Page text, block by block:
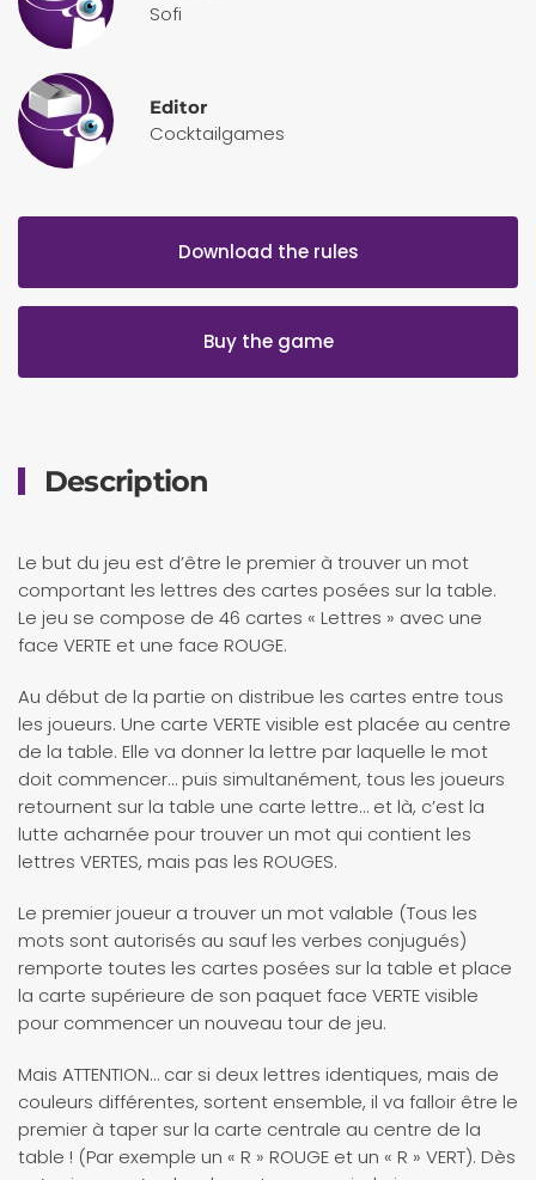
Sofi
Editor
Cocktailgames
Download the rules
Buy the game
Description
Le but du jeu est d’être le premier à trouver un mot
comportant les lettres des cartes posées sur la table.
Le jeu se compose de 46 cartes « Lettres » avec une
face VERTE et une face ROUGE.
Au début de la partie on distribue les cartes entre tous
les joueurs. Une carte VERTE visible est placée au centre
de la table. Elle va donner la lettre par laquelle le mot
doit commencer… puis simultanément, tous les joueurs
retournent sur la table une carte lettre… et là, c’est la
lutte acharnée pour trouver un mot qui contient les
lettres VERTES, mais pas les ROUGES.
Le premier joueur a trouver un mot valable (Tous les
mots sont autorisés au sauf les verbes conjugués)
remporte toutes les cartes posées sur la table et place
la carte supérieure de son paquet face VERTE visible
pour commencer un nouveau tour de jeu.
Mais ATTENTION… car si deux lettres identiques, mais de
couleurs différentes, sortent ensemble, il va falloir être le
premier à taper sur la carte centrale au centre de la
table ! (Par exemple un « R » ROUGE et un « R » VERT). Dès